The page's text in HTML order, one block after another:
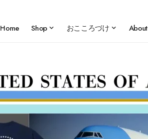
Home Shop おこころづけ About